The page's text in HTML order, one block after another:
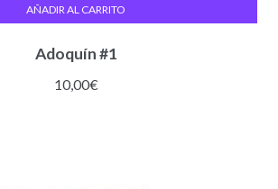
Adoquín #1
10,00€
AÑADIR AL CARRITO